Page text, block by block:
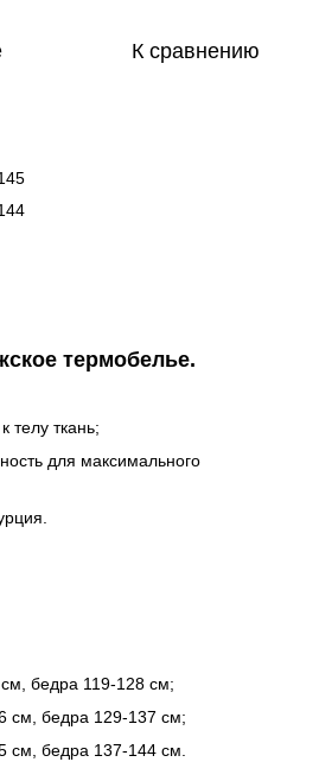
К сравнению
термобелье.
телу ткань;
для максимального
бедра 119-128 см;
см, бедра 129-137 см;
см, бедра 137-144 см.